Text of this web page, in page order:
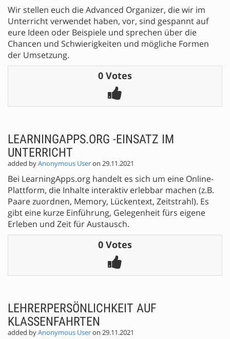
Wir stellen euch die Advanced Organizer, die wir im
Unterricht verwendet haben, vor, sind gespannt auf
eure Ideen oder Beispiele und sprechen über die
Chancen und Schwierigkeiten und mögliche Formen
der Umsetzung.
0 Votes
LEARNINGAPPS.ORG -EINSATZ IM
UNTERRICHT
added byAnonymous Useron 29.11.2021
Bei LearningApps.org handelt es sich um eine Online-
Plattform, die Inhalte interaktiv erlebbar machen (z.B.
Paare zuordnen, Memory, Lückentext, Zeitstrahl). Es
gibt eine kurze Einführung, Gelegenheit fürs eigene
Erleben und Zeit für Austausch.
0 Votes
LEHRERPERSÖNLICHKEIT AUF
KLASSENFAHRTEN
added byAnonymous Useron 29.11.2021